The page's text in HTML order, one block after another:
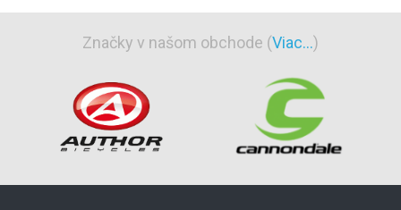
Značky v našom obchode (Viac...)